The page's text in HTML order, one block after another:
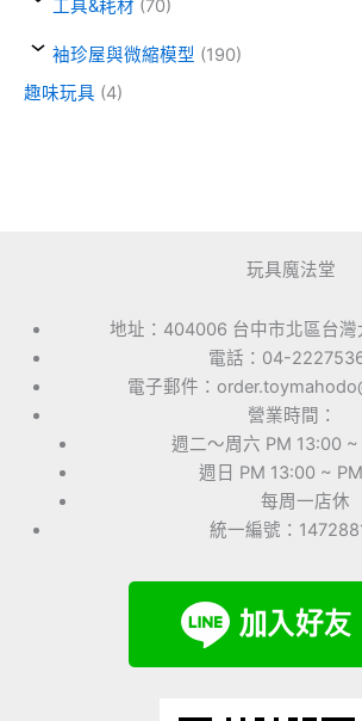
工具&耗材 (70)
袖珍屋與微縮模型 (190)
趣味玩具 (4)
玩具魔法堂
地址：404006 台中市北區台灣
電話：04-
電子郵件：
營業時間：
週二～周六 PM 13:00
週日 PM 13:00 ~
每周一店休
統一編號：